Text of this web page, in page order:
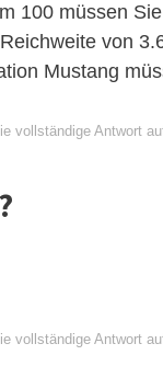
100 müssen
von
Mustang
vollständige Antwort
vollständige Antwort